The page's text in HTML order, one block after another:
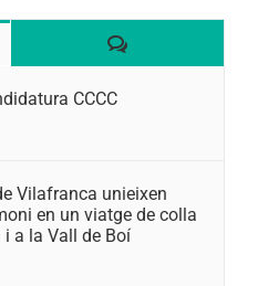
Comentaris
CCCC
Vilafranca unieixen
en un viatge de colla
i a la Vall de Boí